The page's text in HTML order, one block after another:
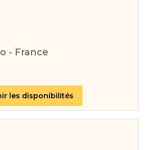
- France
les disponibilités